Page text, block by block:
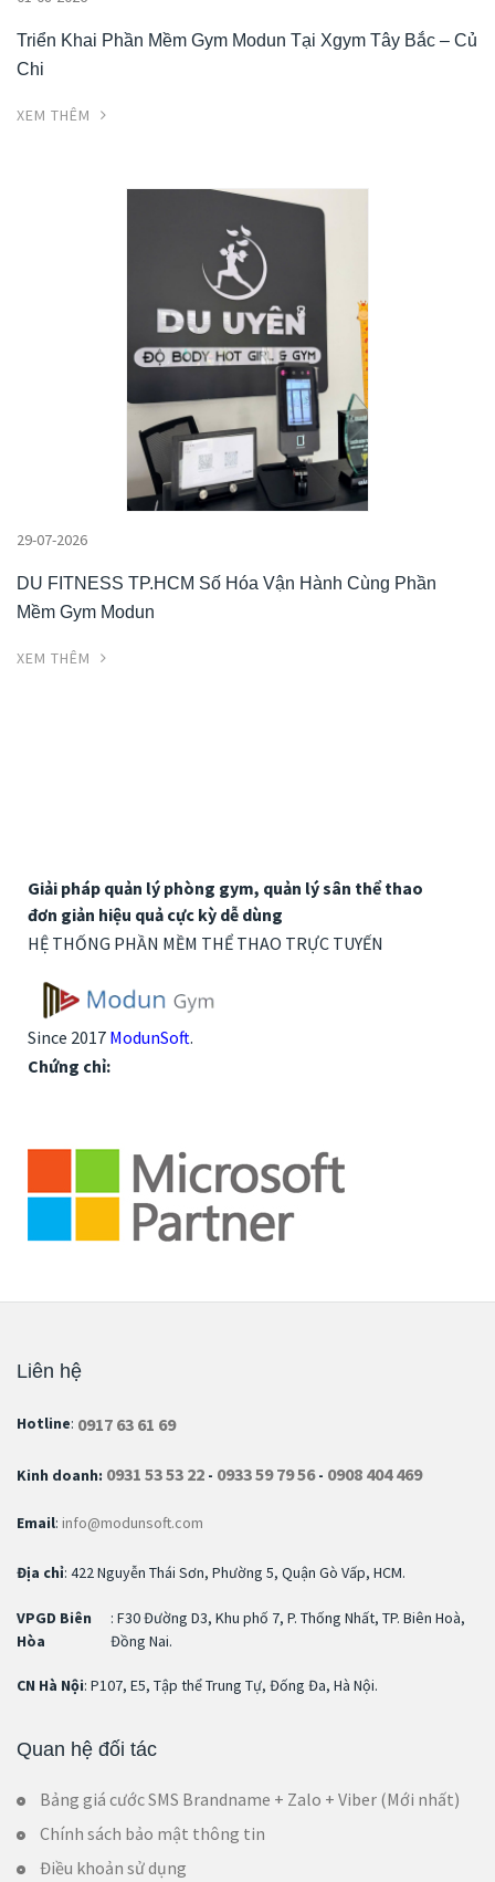
Triển Khai Phần Mềm Gym Modun Tại Xgym Tây Bắc – Củ
Chi
XEM THÊM
29-07-2026
DU FITNESS TP.HCM Số Hóa Vận Hành Cùng Phần
Mềm Gym Modun
XEM THÊM
Giải pháp quản lý phòng gym, quản lý sân thể thao
đơn giản hiệu quả cực kỳ dễ dùng
HỆ THỐNG PHẦN MỀM THỂ THAO TRỰC TUYẾN
Since 2017 ModunSoft.
Chứng chỉ:
Liên hệ
Hotline: 0917 63 61 69
Kinh doanh: 0931 53 53 22 - 0933 59 79 56- 0908 404 469
Email: info@modunsoft.com
Địa chỉ: 422 Nguyễn Thái Sơn, Phường 5, Quận Gò Vấp, HCM.
VPGD Biên
Hòa
: F30 Đường D3, Khu phố 7, P. Thống Nhất, TP. Biên Hoà,
Đồng Nai.
CN Hà Nội: P107, E5, Tập thể Trung Tự, Đống Đa, Hà Nội.
Quan hệ đối tác
Bảng giá cước SMS Brandname + Zalo + Viber (Mới nhất)
Chính sách bảo mật thông tin
Điều khoản sử dụng